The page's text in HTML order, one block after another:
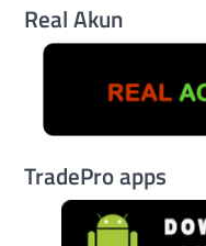
Real Akun
TradePro apps